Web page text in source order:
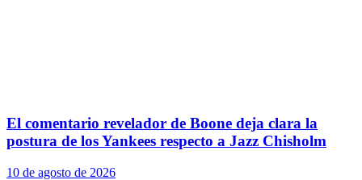
El comentario revelador de Boone deja clara la
postura de los Yankees respecto a Jazz Chisholm
10 de agosto de 2026